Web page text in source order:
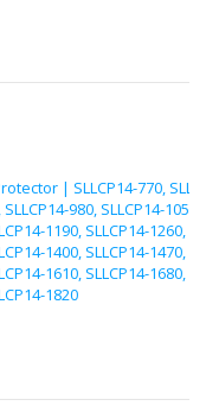
| SLLCP14-770,
980, SLLCP14-1050,
1190, SLLCP14-1260,
1400, SLLCP14-1470,
1610, SLLCP14-1680,
1820